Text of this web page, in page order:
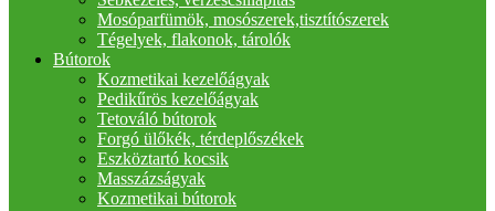
Mosóparfümök, mosószerek,tisztítószerek
Tégelyek, flakonok, tárolók
Bútorok
Kozmetikai kezelőágyak
Pedikűrös kezelőágyak
Tetováló bútorok
Forgó ülőkék, térdeplőszékek
Eszköztartó kocsik
Masszázságyak
Kozmetikai bútorok